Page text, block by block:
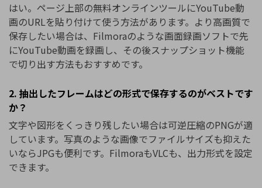
はい。ページ上部の無料オンラインツールにYouTube動
画のURLを貼り付けて使う方法があります。より高画質で
保存したい場合は、Filmoraのような画面録画ソフトで先
にYouTube動画を録画し、その後スナップショット機能
で切り出す方法もおすすめです。
2. 抽出したフレームはどの形式で保存するのがベストです
か？
文字や図形をくっきり残したい場合は可逆圧縮のPNGが適
しています。写真のような画像でファイルサイズも抑えた
いならJPGも便利です。FilmoraもVLCも、出力形式を設定
できます。